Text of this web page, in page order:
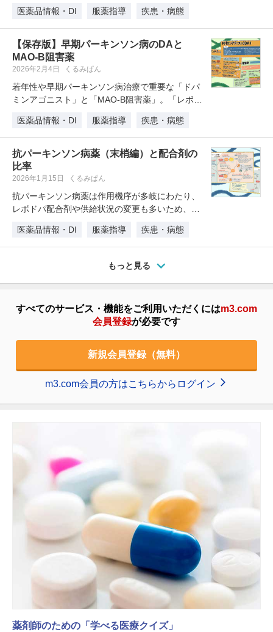
医薬品情報・DI
服薬指導 疾患・病態
【保存版】早期パーキンソン病のDAと
MAO-B阻害薬
2026年2月4日 くるみぱん
若年性や早期パーキンソン病治療で重要な「ドパ
ミンアゴニスト」と「MAO-B阻害薬」。「レボド
医薬品情報・DI
服薬指導 疾患・病態
抗パーキンソン病薬（末梢編）と配合剤の
比率
2026年1月15日 くるみぱん
抗パーキンソン病薬は作用機序が多岐にわたり、
レボドパ配合剤や供給状況の変更も多いため、整
医薬品情報・DI
服薬指導 疾患・病態
もっと見る
すべてのサービス・機能をご利用いただくにはm3.com
会員登録が必要です
新規会員登録（無料）
m3.com会員の方はこちらからログイン
薬剤師のための「学べる医療クイズ」